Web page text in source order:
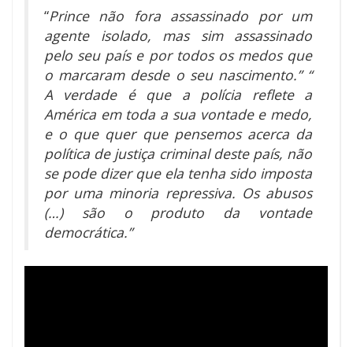
“Prince não fora assassinado por um
agente isolado, mas sim assassinado
pelo seu país e por todos os medos que
o marcaram desde o seu nascimento.” “
A verdade é que a polícia reflete a
América em toda a sua vontade e medo,
e o que quer que pensemos acerca da
política de justiça criminal deste país, não
se pode dizer que ela tenha sido imposta
por uma minoria repressiva. Os abusos
(…) são o produto da vontade
democrática.”